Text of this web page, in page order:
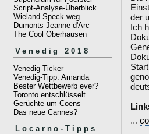
Script-Analyse-Überblick
Wieland Speck weg
Dumonts Jeanne d'Arc
The Cool Oberhausen
Venedig 2018
Venedig-Ticker
Venedig-Tipp: Amanda
Bester Wettbewerb ever?
Toronto entschlüsselt
Gerüchte um Coens
Das neue Cannes?
Locarno-Tipps
der
Ich
...